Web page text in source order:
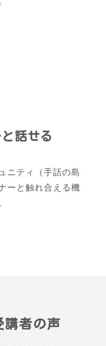
話せる
ニティ（手話の島
ーと触れ合える機
講者の声